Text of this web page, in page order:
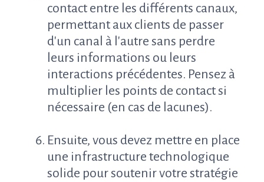
contact entre les différents canaux,
permettant aux clients de passer
d'un canal à l'autre sans perdre
leurs informations ou leurs
interactions précédentes. Pensez à
multiplier les points de contact si
nécessaire (en cas de lacunes).
Ensuite, vous devez mettre en place
une infrastructure technologique
solide pour soutenir votre stratégie